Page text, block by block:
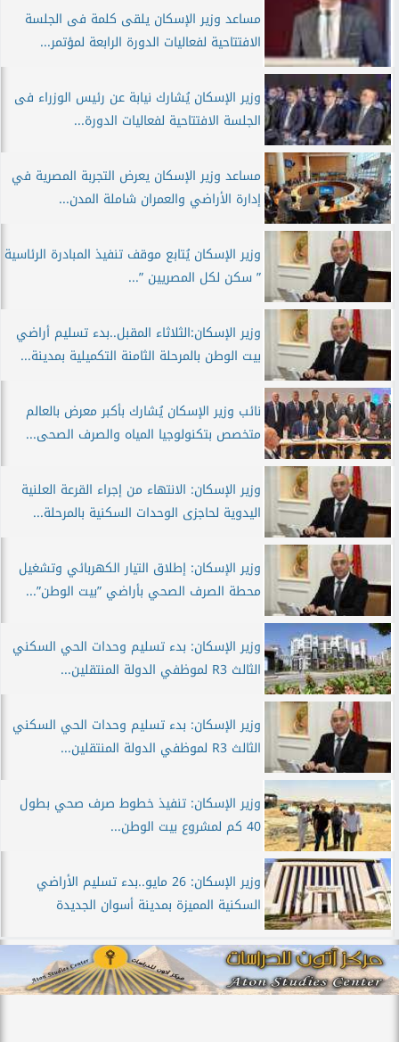
مساعد وزير الإسكان يلقى كلمة فى الجلسة
الافتتاحية لفعاليات الدورة الرابعة لمؤتمر...
وزير الإسكان يُشارك نيابة عن رئيس الوزراء فى
الجلسة الافتتاحية لفعاليات الدورة...
مساعد وزير الإسكان يعرض التجربة المصرية في
إدارة الأراضي والعمران شاملة المدن...
وزير الإسكان يُتابع موقف تنفيذ المبادرة الرئاسية
” سكن لكل المصريين ”...
وزير الإسكان:الثلاثاء المقبل..بدء تسليم أراضي
بيت الوطن بالمرحلة الثامنة التكميلية بمدينة...
نائب وزير الإسكان يُشارك بأكبر معرض بالعالم
متخصص بتكنولوجيا المياه والصرف الصحى...
وزير الإسكان: الانتهاء من إجراء القرعة العلنية
اليدوية لحاجزى الوحدات السكنية بالمرحلة...
وزير الإسكان: إطلاق التيار الكهربائي وتشغيل
محطة الصرف الصحي بأراضي ”بيت الوطن”...
وزير الإسكان: بدء تسليم وحدات الحي السكني
الثالث R3 لموظفي الدولة المنتقلين...
وزير الإسكان: بدء تسليم وحدات الحي السكني
الثالث R3 لموظفي الدولة المنتقلين...
وزير الإسكان: تنفيذ خطوط صرف صحي بطول
40 كم لمشروع بيت الوطن...
وزير الإسكان: 26 مايو..بدء تسليم الأراضي
السكنية المميزة بمدينة أسوان الجديدة